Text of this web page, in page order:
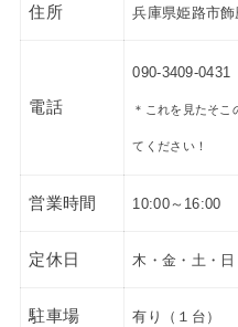
住所 兵庫県姫路市飾
電話
090-3409-0431
＊これを見たそこ
てください！
営業時間 10:00～16:00
定休日 木・金・土・日
駐車場 有り（１台）